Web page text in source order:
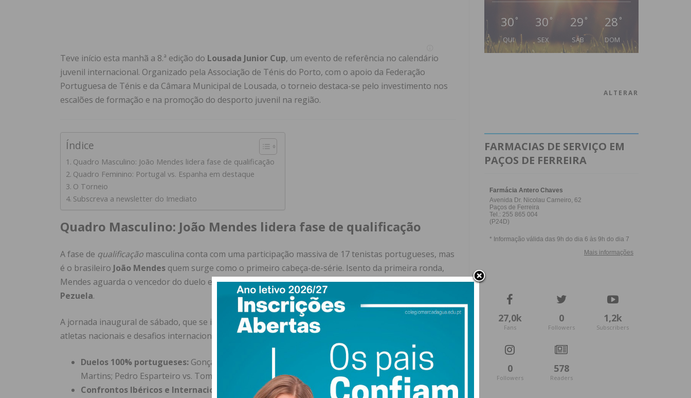
Teve início esta manhã a 8.ª edição do Lousada Junior Cup, um evento de referência no calendário
juvenil internacional. Organizado pela Associação de Ténis do Porto, com o apoio da Federação
Portuguesa de Ténis e da Câmara Municipal de Lousada, o torneio destaca-se pelo investimento nos
escalões de formação e na promoção do desporto juvenil na região.
Índice
Quadro Masculino: João Mendes lidera fase de qualificação
Quadro Feminino: Portugal vs. Espanha em destaque
O Torneio
Subscreva a newsletter do Imediato
Quadro Masculino: João Mendes lidera fase de qualificação
A fase de qualificação masculina conta com uma participação massiva de 17 tenistas portugueses, mas
é o brasileiro João Mendes quem surge como o primeiro cabeça-de-série. Isento da primeira ronda,
Mendes aguarda o vencedor do duelo entre o portuguêsSalvador Almeidae o espanholDavid de la
Pezuela.
A jornada inaugural de sábado, que se iniciou às 10h00, é marcada por vários confrontos diretos entre
atletas nacionais e desafios internacionais de relevo:
Duelos 100% portugueses: Gonçalo do Vale vs. Santiago Barradas; David da Cunha vs. Miguel
Martins; Pedro Esparteiro vs. Tomás Silveira.
Confrontos Ibéricos e Internacionais:
30 °
QUI
30 °
SEX
29 °
SÁB
28 °
DOM
ALTERAR
FARMACIAS DE SERVIÇO EM
PAÇOS DE FERREIRA
27,0k
Fans
0
Followers
1,2k
Subscribers
0
Followers
578
Readers